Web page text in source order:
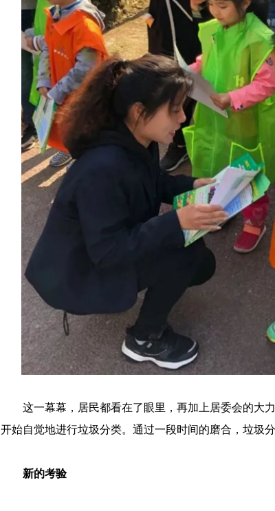
这一幕幕，居民都看在了眼里，再加上居委会的大
开始自觉地进行垃圾分类。通过一段时间的磨合，垃圾
新的考验